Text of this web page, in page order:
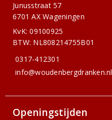
Junusstraat 57
6701 AX Wageningen
KvK: 09100925
BTW: NL808214755B01
0317-412301
info@woudenbergdranken.nl
Openingstijden